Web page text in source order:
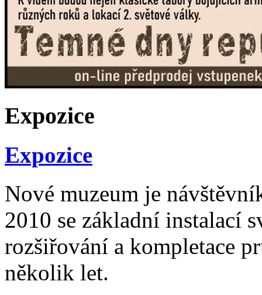
Expozice
Expozice
Nové muzeum je
2010 se základní instalací
rozšiřování a kompletace
několik let.